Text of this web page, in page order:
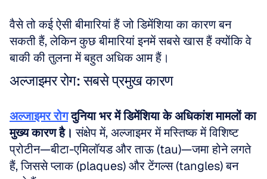
वैसे तो कई ऐसी बीमारियां हैं जो डिमेंशिया का कारण बन
सकती हैं, लेकिन कुछ बीमारियां इनमें सबसे खास हैं क्योंकि वे
बाकी की तुलना में बहुत अधिक आम हैं।
अल्जाइमर रोग: सबसे प्रमुख कारण
अल्जाइमर रोगदुनिया भर में डिमेंशिया के अधिकांश मामलों का
मुख्य कारण है। संक्षेप में, अल्जाइमर में मस्तिष्क में विशिष्ट
प्रोटीन—बीटा-एमिलॉयड और ताऊ (tau)—जमा होने लगते
हैं, जिससे प्लाक (plaques) और टेंगल्स (tangles) बन